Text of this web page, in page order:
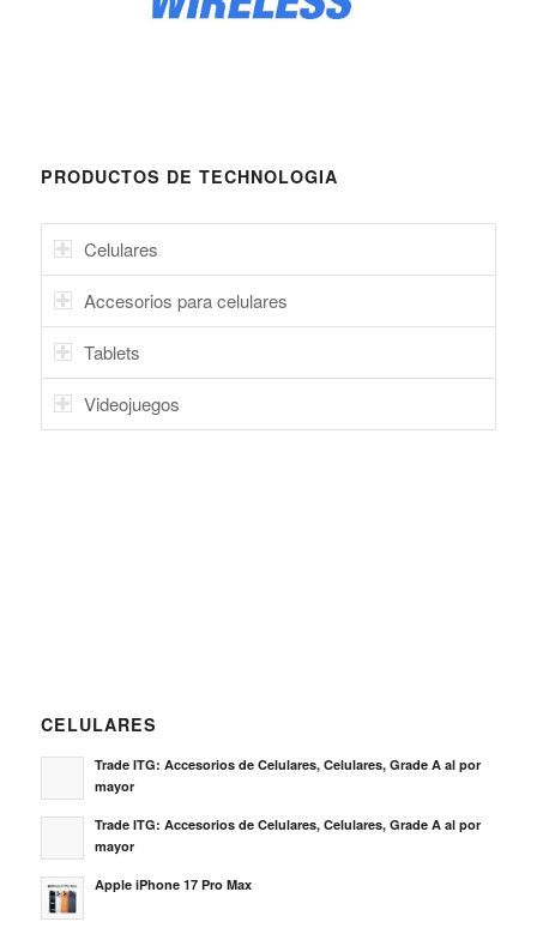
PRODUCTOS DE TECHNOLOGIA
Celulares
Accesorios para celulares
Tablets
Videojuegos
CELULARES
Trade ITG: Accesorios de Celulares, Celulares, Grade A al por
mayor
Trade ITG: Accesorios de Celulares, Celulares, Grade A al por
mayor
Apple iPhone 17 Pro Max